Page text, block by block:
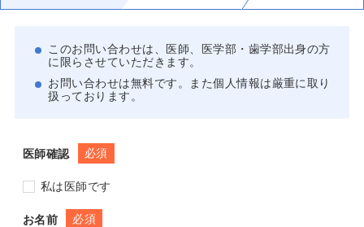
このお問い合わせは、医師、医学部・歯学部出身の方
に限らさせていただきます。
お問い合わせは無料です。また個人情報は厳重に取り
扱っております。
医師確認 必須
私は医師です
お名前 必須